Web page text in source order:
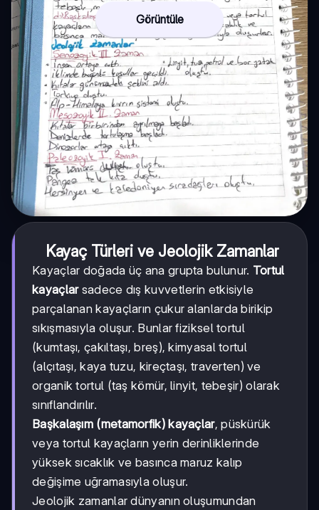
Görüntüle
Kayaç Türleri ve Jeolojik Zamanlar
Kayaçlar doğada üç ana grupta bulunur. Tortul
kayaçlarsadece dış kuvvetlerin etkisiyle
parçalanan kayaçların çukur alanlarda birikip
sıkışmasıyla oluşur. Bunlar fiziksel tortul
(kumtaşı, çakıltaşı, breş), kimyasal tortul
(alçıtaşı, kaya tuzu, kireçtaşı, traverten) ve
organik tortul (taş kömür, linyit, tebeşir) olarak
sınıflandırılır.
Başkalaşım (metamorfik) kayaçlar, püskürük
veya tortul kayaçların yerin derinliklerinde
yüksek sıcaklık ve basınca maruz kalıp
değişime uğramasıyla oluşur.
Jeolojik zamanlar dünyanın oluşumundan